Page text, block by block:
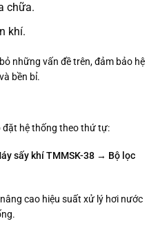
chữa.
khí.
những vấn đề trên, đảm bảo hệ
bền bỉ.
đặt hệ thống theo thứ tự:
sấy khí TMMSK-38 → Bộ lọc
cao hiệu suất xử lý hơi nước